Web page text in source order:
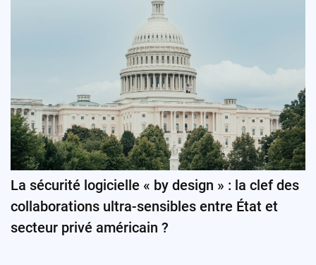
La sécurité logicielle « by design » : la clef des
collaborations ultra-sensibles entre État et
secteur privé américain ?